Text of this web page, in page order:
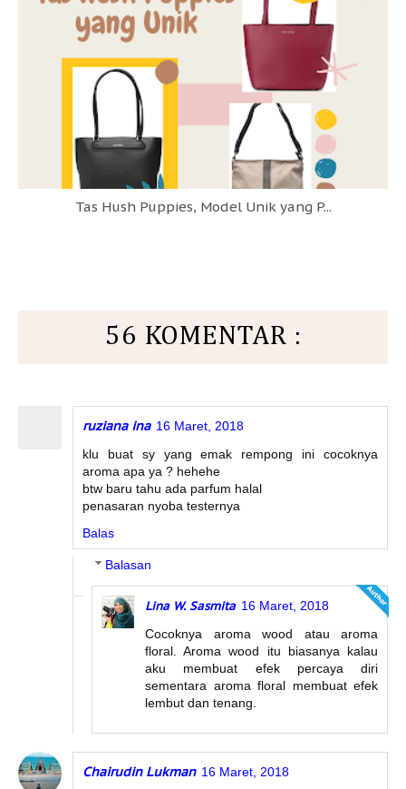
Tas Hush Puppies, Model Unik yang P...
56 KOMENTAR :
ruziana ina 16 Maret, 2018
klu buat sy yang emak rempong ini cocoknya
aroma apa ya ? hehehe
btw baru tahu ada parfum halal
penasaran nyoba testernya
Balas
Balasan
Lina W. Sasmita 16 Maret, 2018
Cocoknya aroma wood atau aroma
floral. Aroma wood itu biasanya kalau
aku membuat efek percaya diri
sementara aroma floral membuat efek
lembut dan tenang.
Chairudin Lukman 16 Maret, 2018